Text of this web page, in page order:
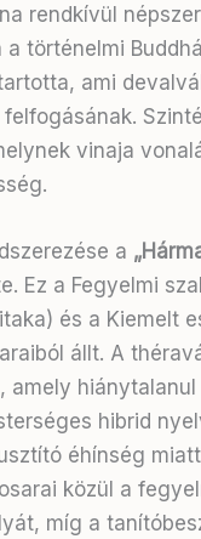
rendkívül
történelmi
ami
vinaja
a
. Ez a Fegyelmi
és a Kiemelt
állt. A
hibrid
éhínség
közül a
míg a